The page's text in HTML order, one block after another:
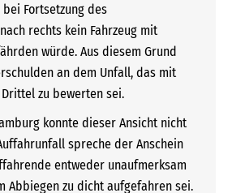
Fortsetzung des
rechts kein Fahrzeug mit
würde. Aus diesem Grund
an dem Unfall, das mit
zu bewerten sei.
konnte dieser Ansicht nicht
spreche der Anschein
entweder unaufmerksam
Abbiegen zu dicht aufgefahren sei.